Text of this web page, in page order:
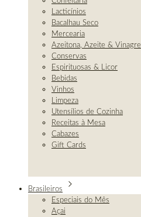
Lacticínios
Bacalhau Seco
Mercearia
Azeitona, Azeite & Vinagre
Conservas
Espirituosas & Licor
Bebidas
Vinhos
Limpeza
Utensílios de Cozinha
Receitas à Mesa
Cabazes
Gift Cards
Brasileiros
Especiais do Mês
Açai